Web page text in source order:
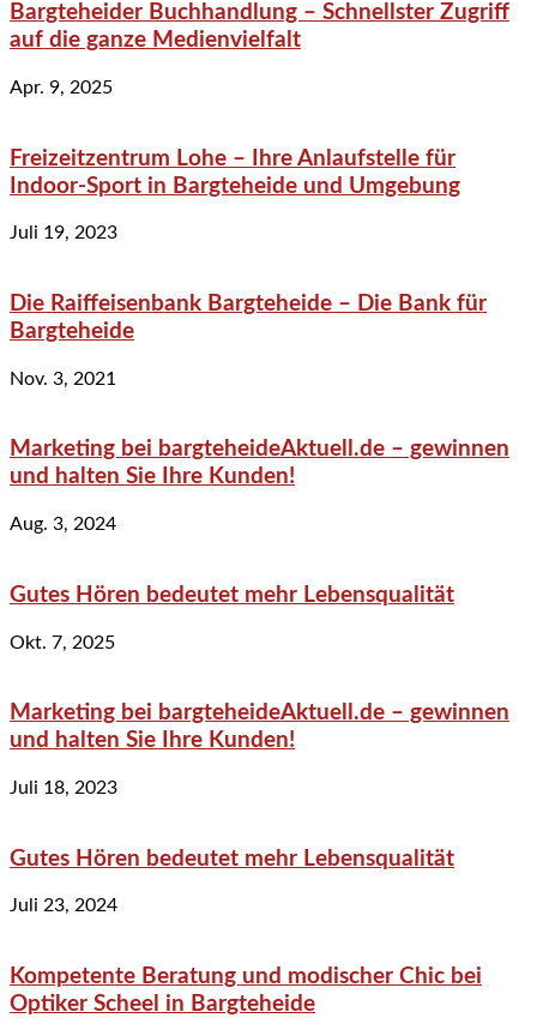
Bargteheider Buchhandlung – Schnellster Zugriff
auf die ganze Medienvielfalt
Apr. 9, 2025
Freizeitzentrum Lohe – Ihre Anlaufstelle für
Indoor-Sport in Bargteheide und Umgebung
Juli 19, 2023
Die Raiffeisenbank Bargteheide – Die Bank für
Bargteheide
Nov. 3, 2021
Marketing bei bargteheideAktuell.de – gewinnen
und halten Sie Ihre Kunden!
Aug. 3, 2024
Gutes Hören bedeutet mehr Lebensqualität
Okt. 7, 2025
Marketing bei bargteheideAktuell.de – gewinnen
und halten Sie Ihre Kunden!
Juli 18, 2023
Gutes Hören bedeutet mehr Lebensqualität
Juli 23, 2024
Kompetente Beratung und modischer Chic bei
Optiker Scheel in Bargteheide